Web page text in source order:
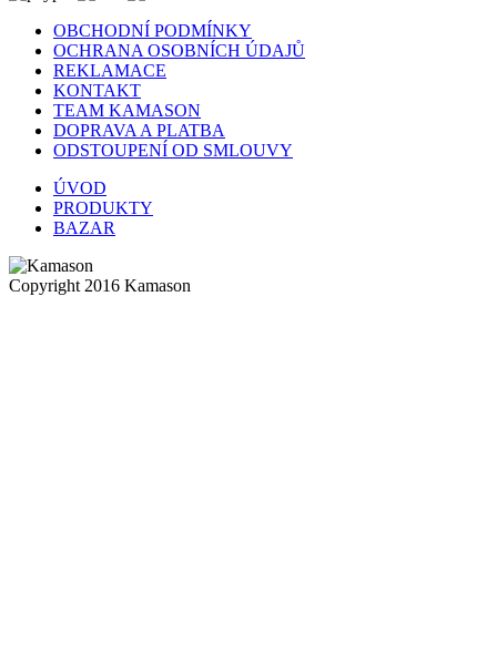
OBCHODNÍ PODMÍNKY
OCHRANA OSOBNÍCH ÚDAJŮ
REKLAMACE
KONTAKT
TEAM KAMASON
DOPRAVA A PLATBA
ODSTOUPENÍ OD SMLOUVY
ÚVOD
PRODUKTY
BAZAR
Copyright 2016 Kamason